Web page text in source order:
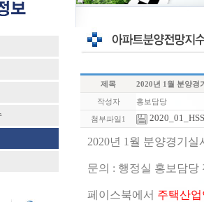
제목 2020년 1월 분양경
작성자 홍보담당
첨부파일1
2020년 1월 분양경기실
문의 : 행정실 홍보담당
페이스북에서 주택산